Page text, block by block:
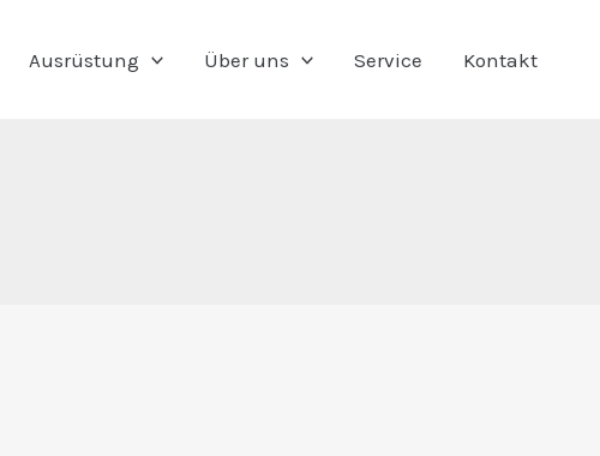
Ausrüstung Über uns Service Kontakt